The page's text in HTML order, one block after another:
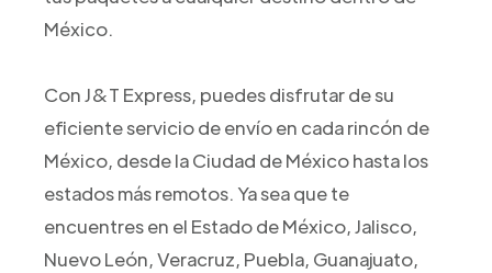
México.
Con J&T Express, puedes disfrutar de su
eficiente servicio de envío en cada rincón de
México, desde la Ciudad de México hasta los
estados más remotos. Ya sea que te
encuentres en el Estado de México, Jalisco,
Nuevo León, Veracruz, Puebla, Guanajuato,